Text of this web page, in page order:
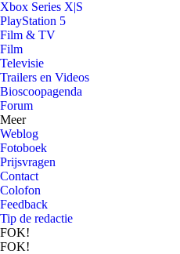
Xbox Series X|S
PlayStation 5
Film & TV
Film
Televisie
Trailers en Videos
Bioscoopagenda
Forum
Meer
Weblog
Fotoboek
Prijsvragen
Contact
Colofon
Feedback
Tip de redactie
FOK!
FOK!